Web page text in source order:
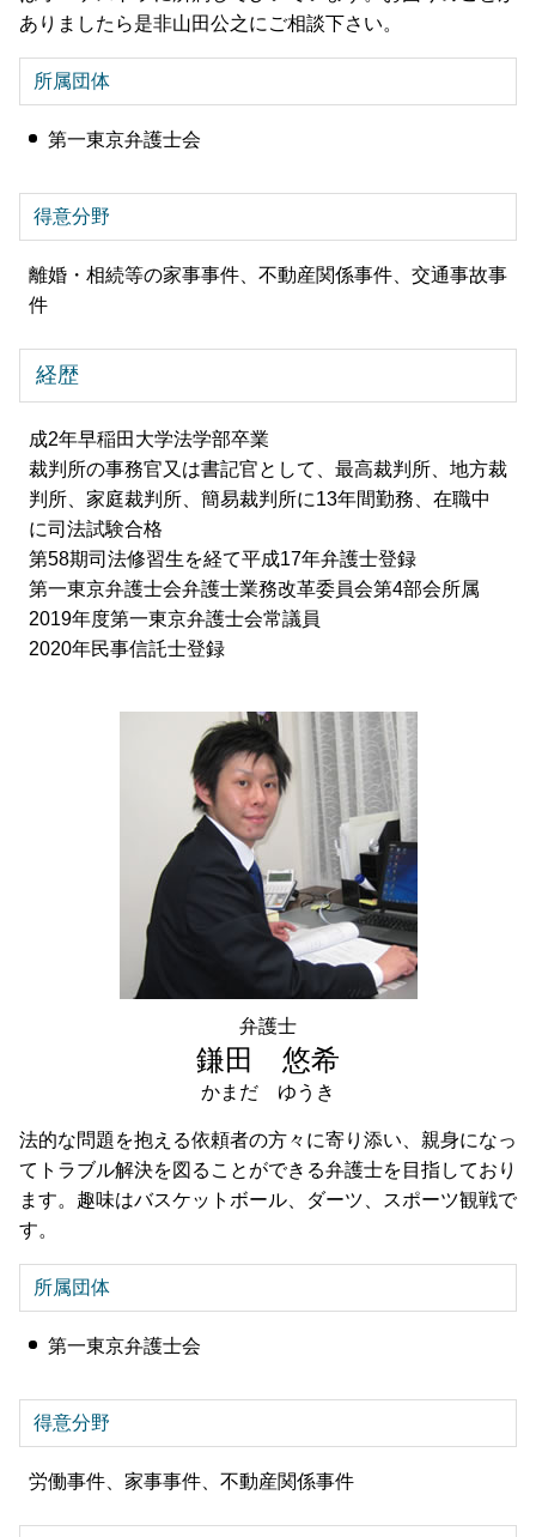
ありましたら是非山田公之にご相談下さい。
所属団体
第一東京弁護士会
得意分野
離婚・相続等の家事事件、不動産関係事件、交通事故事
件
経歴
成2年早稲田大学法学部卒業
裁判所の事務官又は書記官として、最高裁判所、地方裁
判所、家庭裁判所、簡易裁判所に13年間勤務、在職中
に司法試験合格
第58期司法修習生を経て平成17年弁護士登録
第一東京弁護士会弁護士業務改革委員会第4部会所属
2019年度第一東京弁護士会常議員
2020年民事信託士登録
法的な問題を抱える依頼者の方々に寄り添い、親身になっ
てトラブル解決を図ることができる弁護士を目指しており
ます。趣味はバスケットボール、ダーツ、スポーツ観戦で
す。
所属団体
第一東京弁護士会
得意分野
労働事件、家事事件、不動産関係事件
弁護士
鎌田 悠希
かまだ ゆうき